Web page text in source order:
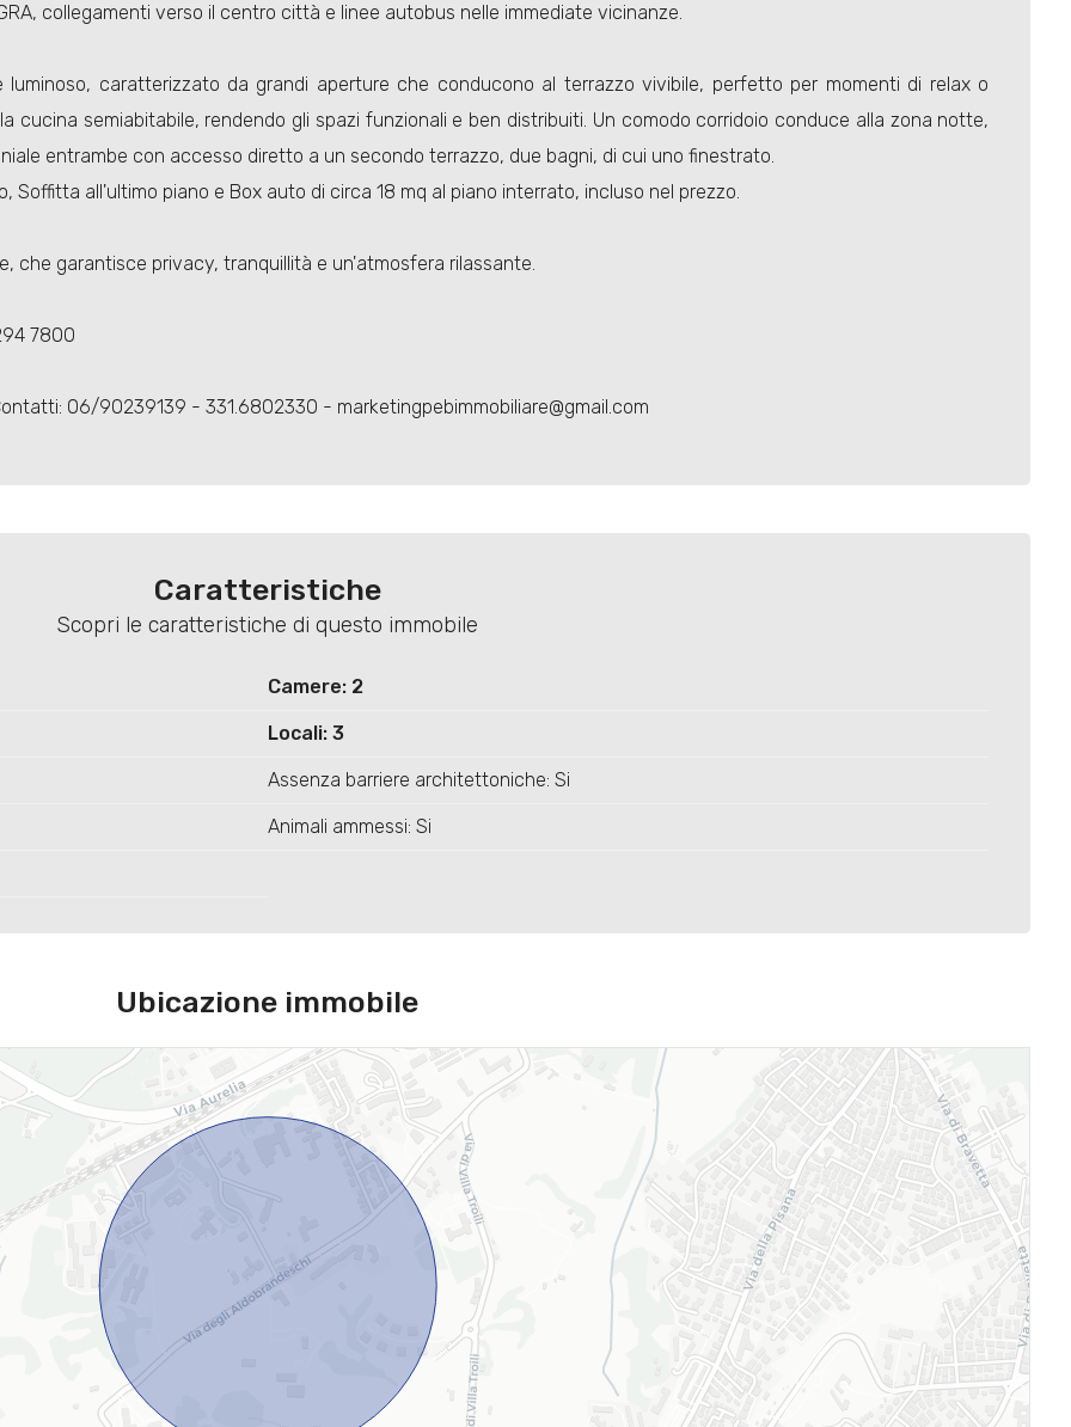
collegamenti verso il centro città e linee autobus nelle immediate vicinanze.
luminoso, caratterizzato da grandi aperture che conducono al terrazzo vivibile, perfetto per momenti di relax o
cucina semiabitabile, rendendo gli spazi funzionali e ben distribuiti. Un comodo corridoio conduce alla zona notte,
entrambe con accesso diretto a un secondo terrazzo, due bagni, di cui uno finestrato.
Soffitta all'ultimo piano e Box auto di circa 18 mq al piano interrato, incluso nel prezzo.
che garantisce privacy, tranquillità e un'atmosfera rilassante.
7800
06/90239139 - 331.6802330 - marketingpebimmobiliare@gmail.com
Caratteristiche
Scopri le caratteristiche di questo immobile
Camere: 2
Locali: 3
Assenza barriere architettoniche: Si
Animali ammessi: Si
Ubicazione immobile